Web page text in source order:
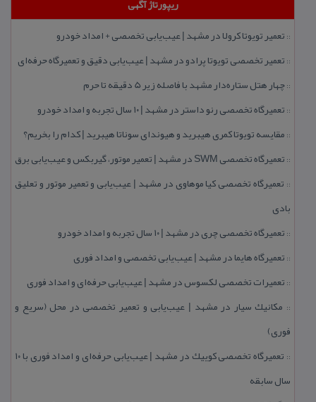
ریپورتاژ آگهی
:: تعمیر تویوتا كرولا در مشهد | عیب‌یابی تخصصی + امداد خودرو
:: تعمیر تخصصی تویوتا پرادو در مشهد | عیب‌یابی دقیق و تعمیرگاه حرفه‌ای
::چهار هتل‌ ستاره‌دار مشهد با فاصله زیر 5 دقیقه تا حرم
:: تعمیرگاه تخصصی رنو داستر در مشهد | ۱۰ سال تجربه و امداد خودرو
:: مقایسه تویوتا كمری هیبرید و هیوندای سوناتا هیبرید | كدام را بخریم؟
:: تعمیرگاه تخصصی SWM در مشهد | تعمیر موتور، گیربكس و عیب‌یابی برق
:: تعمیرگاه تخصصی كیا موهاوی در مشهد | عیب‌یابی و تعمیر موتور و تعلیق
بادی
:: تعمیرگاه تخصصی چری در مشهد | ۱۰ سال تجربه و امداد خودرو
:: تعمیرگاه هایما در مشهد | عیب‌یابی تخصصی و امداد فوری
:: تعمیرات تخصصی لكسوس در مشهد | عیب‌یابی حرفه‌ای و امداد فوری
:: مكانیك سیار در مشهد | عیب‌یابی و تعمیر تخصصی در محل (سریع و
فوری)
::
تعمیرگاه تخصصی كوییك در مشهد | عیب‌یابی حرفه‌ای و امداد فوری با ۱۰
سال سابقه